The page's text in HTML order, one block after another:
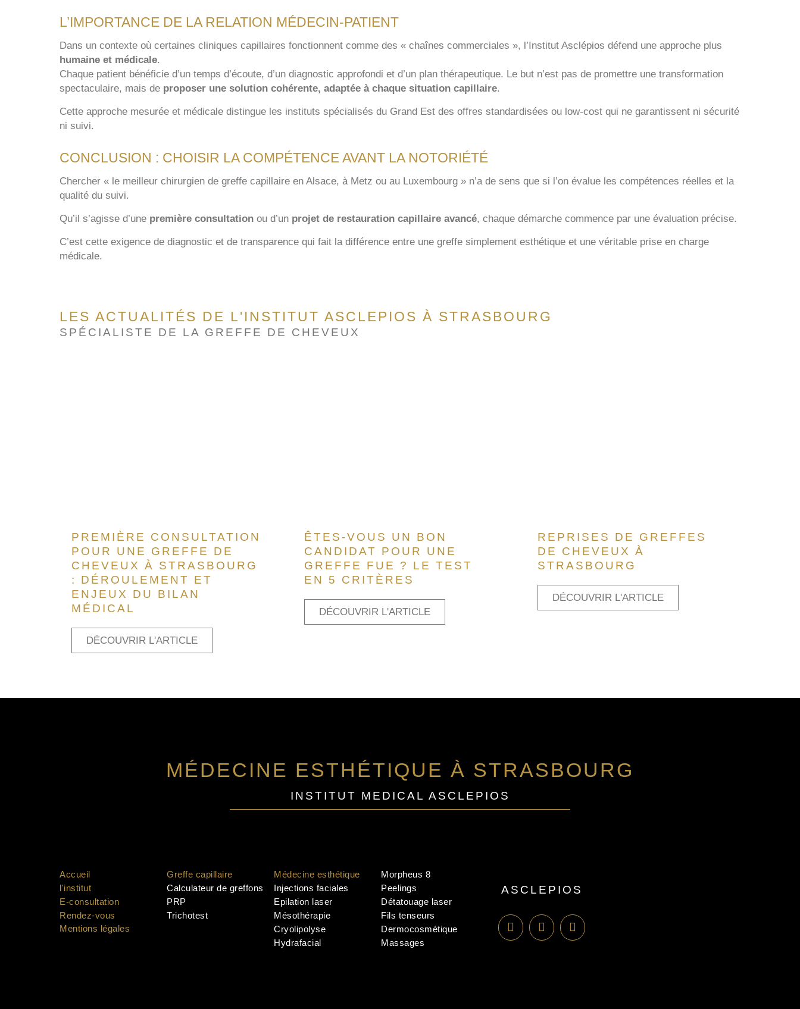
L’IMPORTANCE DE LA RELATION MÉDECIN-PATIENT
Dans un contexte où certaines cliniques capillaires fonctionnent comme des « chaînes commerciales », l’Institut Asclépios défend une approche plus
humaine et médicale.
Chaque patient bénéficie d’un temps d’écoute, d’un diagnostic approfondi et d’un plan thérapeutique. Le but n’est pas de promettre une transformation
spectaculaire, mais de proposer une solution cohérente, adaptée à chaque situation capillaire.
Cette approche mesurée et médicale distingue les instituts spécialisés du Grand Est des offres standardisées ou low-cost qui ne garantissent ni sécurité
ni suivi.
CONCLUSION : CHOISIR LA COMPÉTENCE AVANT LA NOTORIÉTÉ
Chercher « le meilleur chirurgien de greffe capillaire en Alsace, à Metz ou au Luxembourg » n’a de sens que si l’on évalue les compétences réelles et la
qualité du suivi.
Qu’il s’agisse d’une première consultation ou d’un projet de restauration capillaire avancé, chaque démarche commence par une évaluation précise.
C’est cette exigence de diagnostic et de transparence qui fait la différence entre une greffe simplement esthétique et une véritable prise en charge
médicale.
LES ACTUALITÉS DE L'INSTITUT ASCLEPIOS À STRASBOURG
SPÉCIALISTE DE LA GREFFE DE CHEVEUX
PREMIÈRE CONSULTATION
POUR UNE GREFFE DE
CHEVEUX À STRASBOURG
: DÉROULEMENT ET
ENJEUX DU BILAN
MÉDICAL
DÉCOUVRIR L'ARTICLE
ÊTES-VOUS UN BON
CANDIDAT POUR UNE
GREFFE FUE ? LE TEST
EN 5 CRITÈRES
DÉCOUVRIR L'ARTICLE
REPRISES DE GREFFES
DE CHEVEUX À
STRASBOURG
DÉCOUVRIR L'ARTICLE
MÉDECINE ESTHÉTIQUE À STRASBOURG
INSTITUT MEDICAL ASCLEPIOS
Accueil
l'institut
E-consultation
Rendez-vous
Mentions légales
Greffe capillaire
Calculateur de greffons
PRP
Trichotest
Médecine esthétique
Injections faciales
Epilation laser
Mésothérapie
Cryolipolyse
Hydrafacial
Morpheus 8
Peelings
Détatouage laser
Fils tenseurs
Dermocosmétique
Massages
ASCLEPIOS